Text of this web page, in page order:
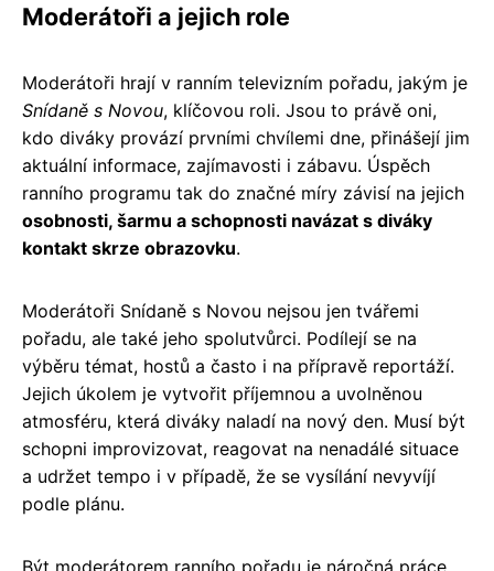
Moderátoři a jejich role
Moderátoři hrají v ranním televizním pořadu, jakým je
Snídaně s Novou, klíčovou roli. Jsou to právě oni,
kdo diváky provází prvními chvílemi dne, přinášejí jim
aktuální informace, zajímavosti i zábavu. Úspěch
ranního programu tak do značné míry závisí na jejich
osobnosti, šarmu a schopnosti navázat s diváky
kontakt skrze obrazovku.
Moderátoři Snídaně s Novou nejsou jen tvářemi
pořadu, ale také jeho spolutvůrci. Podílejí se na
výběru témat, hostů a často i na přípravě reportáží.
Jejich úkolem je vytvořit příjemnou a uvolněnou
atmosféru, která diváky naladí na nový den. Musí být
schopni improvizovat, reagovat na nenadálé situace
a udržet tempo i v případě, že se vysílání nevyvíjí
podle plánu.
Být moderátorem ranního pořadu je náročná práce,